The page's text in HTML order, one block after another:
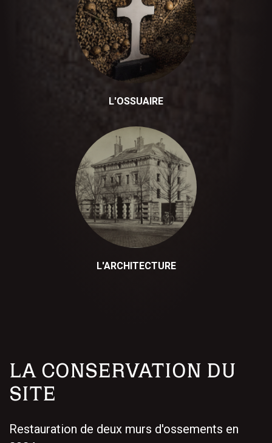
L'OSSUAIRE
L'ARCHITECTURE
LA CONSERVATION DU
SITE
Restauration de deux murs d'ossements en